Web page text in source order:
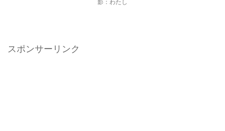
スポンサーリンク